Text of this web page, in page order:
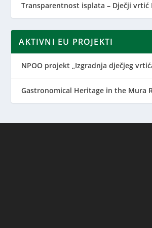
Transparentnost isplata – Dječji vrtić
AKTIVNI EU PROJEKTI
NPOO projekt „Izgradnja dječjeg
Gastronomical Heritage in the Mura